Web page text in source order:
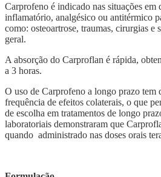
Carprofeno é indicado nas situações em
inflamatório, analgésico ou antitérmico
como: osteoartrose, traumas, cirurgias e
geral.
A absorção do Carproflan é rápida,
a 3 horas.
O uso de Carprofeno a longo prazo tem
frequência de efeitos colaterais, o que
de escolha em tratamentos de longo
laboratoriais demonstraram que
quando administrado nas doses orais